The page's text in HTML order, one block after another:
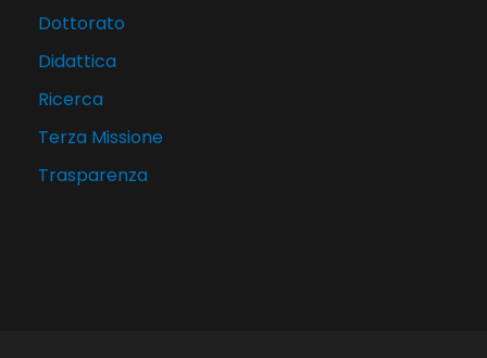
Dottorato
Didattica
Ricerca
Terza Missione
Trasparenza